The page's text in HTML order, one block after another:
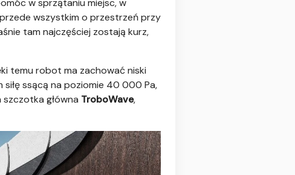
w sprzątaniu miejsc, w
wszystkim o przestrzeń przy
tam najczęściej zostają kurz,
temu robot ma zachować niski
ssącą na poziomie 40 000 Pa,
główna TroboWave,